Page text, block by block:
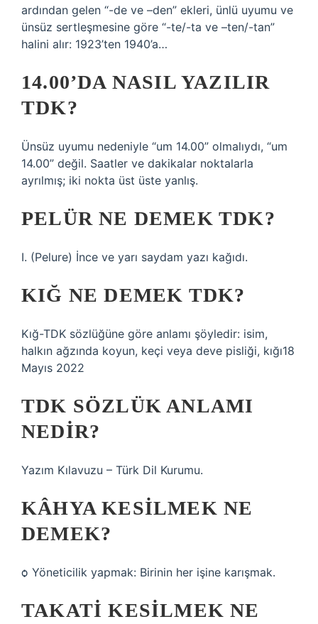
ardından gelen “-de ve –den” ekleri, ünlü uyumu ve
ünsüz sertleşmesine göre “-te/-ta ve –ten/-tan”
halini alır: 1923’ten 1940’a…
14.00’DA NASIL YAZILIR
TDK?
Ünsüz uyumu nedeniyle “um 14.00” olmalıydı, “um
14.00” değil. Saatler ve dakikalar noktalarla
ayrılmış; iki nokta üst üste yanlış.
PELÜR NE DEMEK TDK?
I. (Pelure) İnce ve yarı saydam yazı kağıdı.
KIĞ NE DEMEK TDK?
Kığ-TDK sözlüğüne göre anlamı şöyledir: isim,
halkın ağzında koyun, keçi veya deve pisliği, kığı18
Mayıs 2022
TDK SÖZLÜK ANLAMI
NEDIR?
Yazım Kılavuzu – Türk Dil Kurumu.
KÂHYA KESILMEK NE
DEMEK?
ѻ Yöneticilik yapmak: Birinin her işine karışmak.
TAKATI KESILMEK NE